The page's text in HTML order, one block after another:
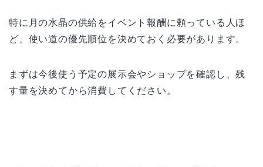
特に月の水晶の供給をイベント報酬に頼っている人ほ
ど、使い道の優先順位を決めておく必要があります。
まずは今後使う予定の展示会やショップを確認し、残
す量を決めてから消費してください。